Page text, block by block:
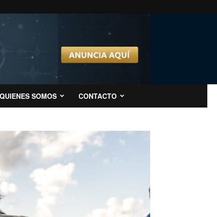
QUIENES SOMOS CONTACTO